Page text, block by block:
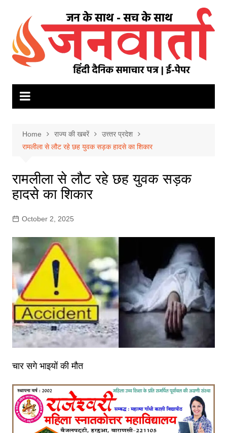
content
Home राज्य की खबरें
उत्त्तर प्रदेश
रामलीला से लौट रहे छह युवक सड़क हादसे का शिकार
रामलीला से लौट रहे छह युवक सड़क
हादसे का शिकार
October 2, 2025
चार सगे भाइयों की मौत